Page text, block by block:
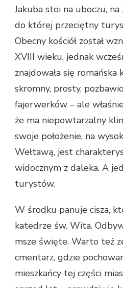
Jakuba stoi na uboczu,
do której przeciętny
Obecny kościół został
XVIII wieku, jednak
znajdowała się
skromny, prosty,
fajerwerków – ale
że ma niepowtarzalny
swoje położenie, na
Wełtawą, jest
widocznym z daleka. A
turystów.
W środku panuje cisza,
katedrze św. Wita.
msze święte. Warto też
cmentarz, gdzie
mieszkańcy tej części